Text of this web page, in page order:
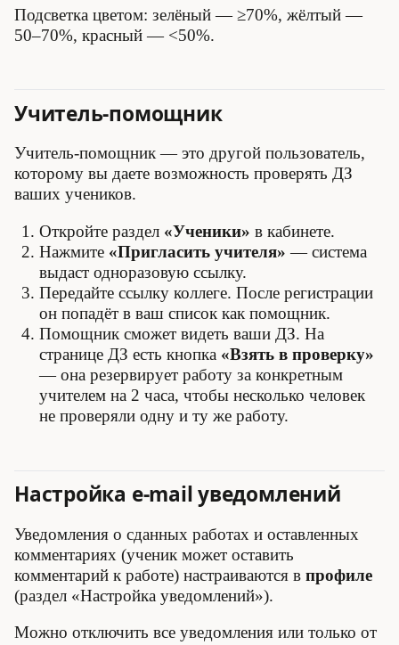
Подсветка цветом: зелёный — ≥70%, жёлтый —
50–70%, красный — <50%.
Учитель-помощник
Учитель-помощник — это другой пользователь,
которому вы даете возможность проверять ДЗ
ваших учеников.
Откройте раздел «Ученики» в кабинете.
Нажмите «Пригласить учителя» — система
выдаст одноразовую ссылку.
Передайте ссылку коллеге. После регистрации
он попадёт в ваш список как помощник.
Помощник сможет видеть ваши ДЗ. На
странице ДЗ есть кнопка «Взять в проверку»
— она резервирует работу за конкретным
учителем на 2 часа, чтобы несколько человек
не проверяли одну и ту же работу.
Настройка e-mail уведомлений
Уведомления о сданных работах и оставленных
комментариях (ученик может оставить
комментарий к работе) настраиваются в профиле
(раздел «Настройка уведомлений»).
Можно отключить все уведомления или только от